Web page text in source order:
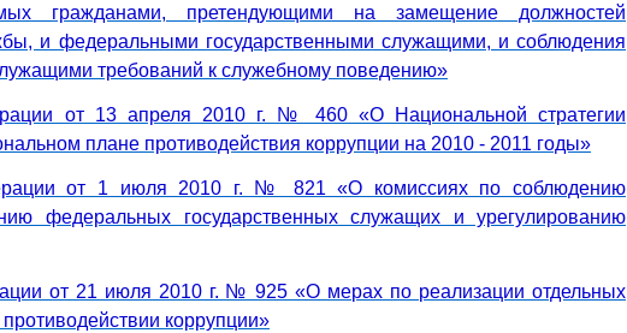
гражданами, претендующими на замещение должностей
и федеральными государственными служащими, и соблюдения
требований к служебному поведению»
от 13 апреля 2010 г. № 460 «О Национальной стратегии
плане противодействия коррупции на 2010 - 2011 годы»
от 1 июля 2010 г. № 821 «О комиссиях по соблюдению
федеральных государственных служащих и урегулированию
от 21 июля 2010 г. № 925 «О мерах по реализации отдельных
коррупции»